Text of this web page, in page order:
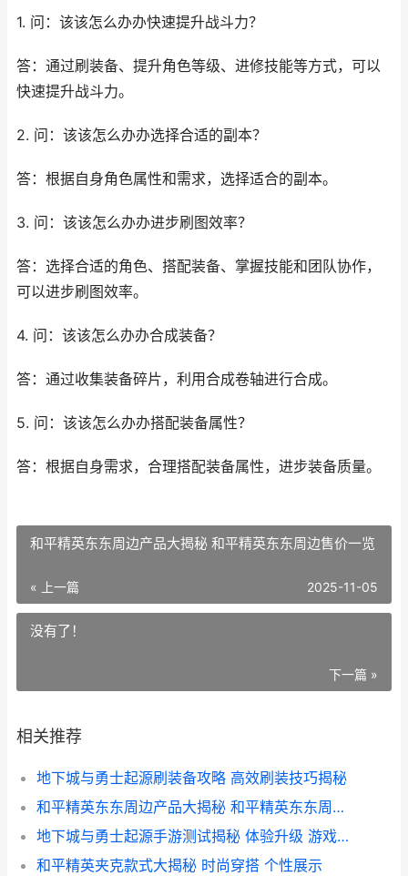
1. 问：该该怎么办办快速提升战斗力？
答：通过刷装备、提升角色等级、进修技能等方式，可以
快速提升战斗力。
2. 问：该该怎么办办选择合适的副本？
答：根据自身角色属性和需求，选择适合的副本。
3. 问：该该怎么办办进步刷图效率？
答：选择合适的角色、搭配装备、掌握技能和团队协作，
可以进步刷图效率。
4. 问：该该怎么办办合成装备？
答：通过收集装备碎片，利用合成卷轴进行合成。
5. 问：该该怎么办办搭配装备属性？
答：根据自身需求，合理搭配装备属性，进步装备质量。
和平精英东东周边产品大揭秘 和平精英东东周边售价一览
« 上一篇 2025-11-05
没有了！
下一篇 »
相关推荐
地下城与勇士起源刷装备攻略 高效刷装技巧揭秘
和平精英东东周边产品大揭秘 和平精英东东周边售价一览
地下城与勇士起源手游测试揭秘 体验升级 游戏价格几何
和平精英夹克款式大揭秘 时尚穿搭 个性展示